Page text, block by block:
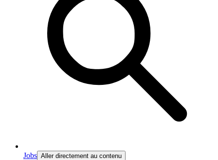
Jobs Aller directement au contenu